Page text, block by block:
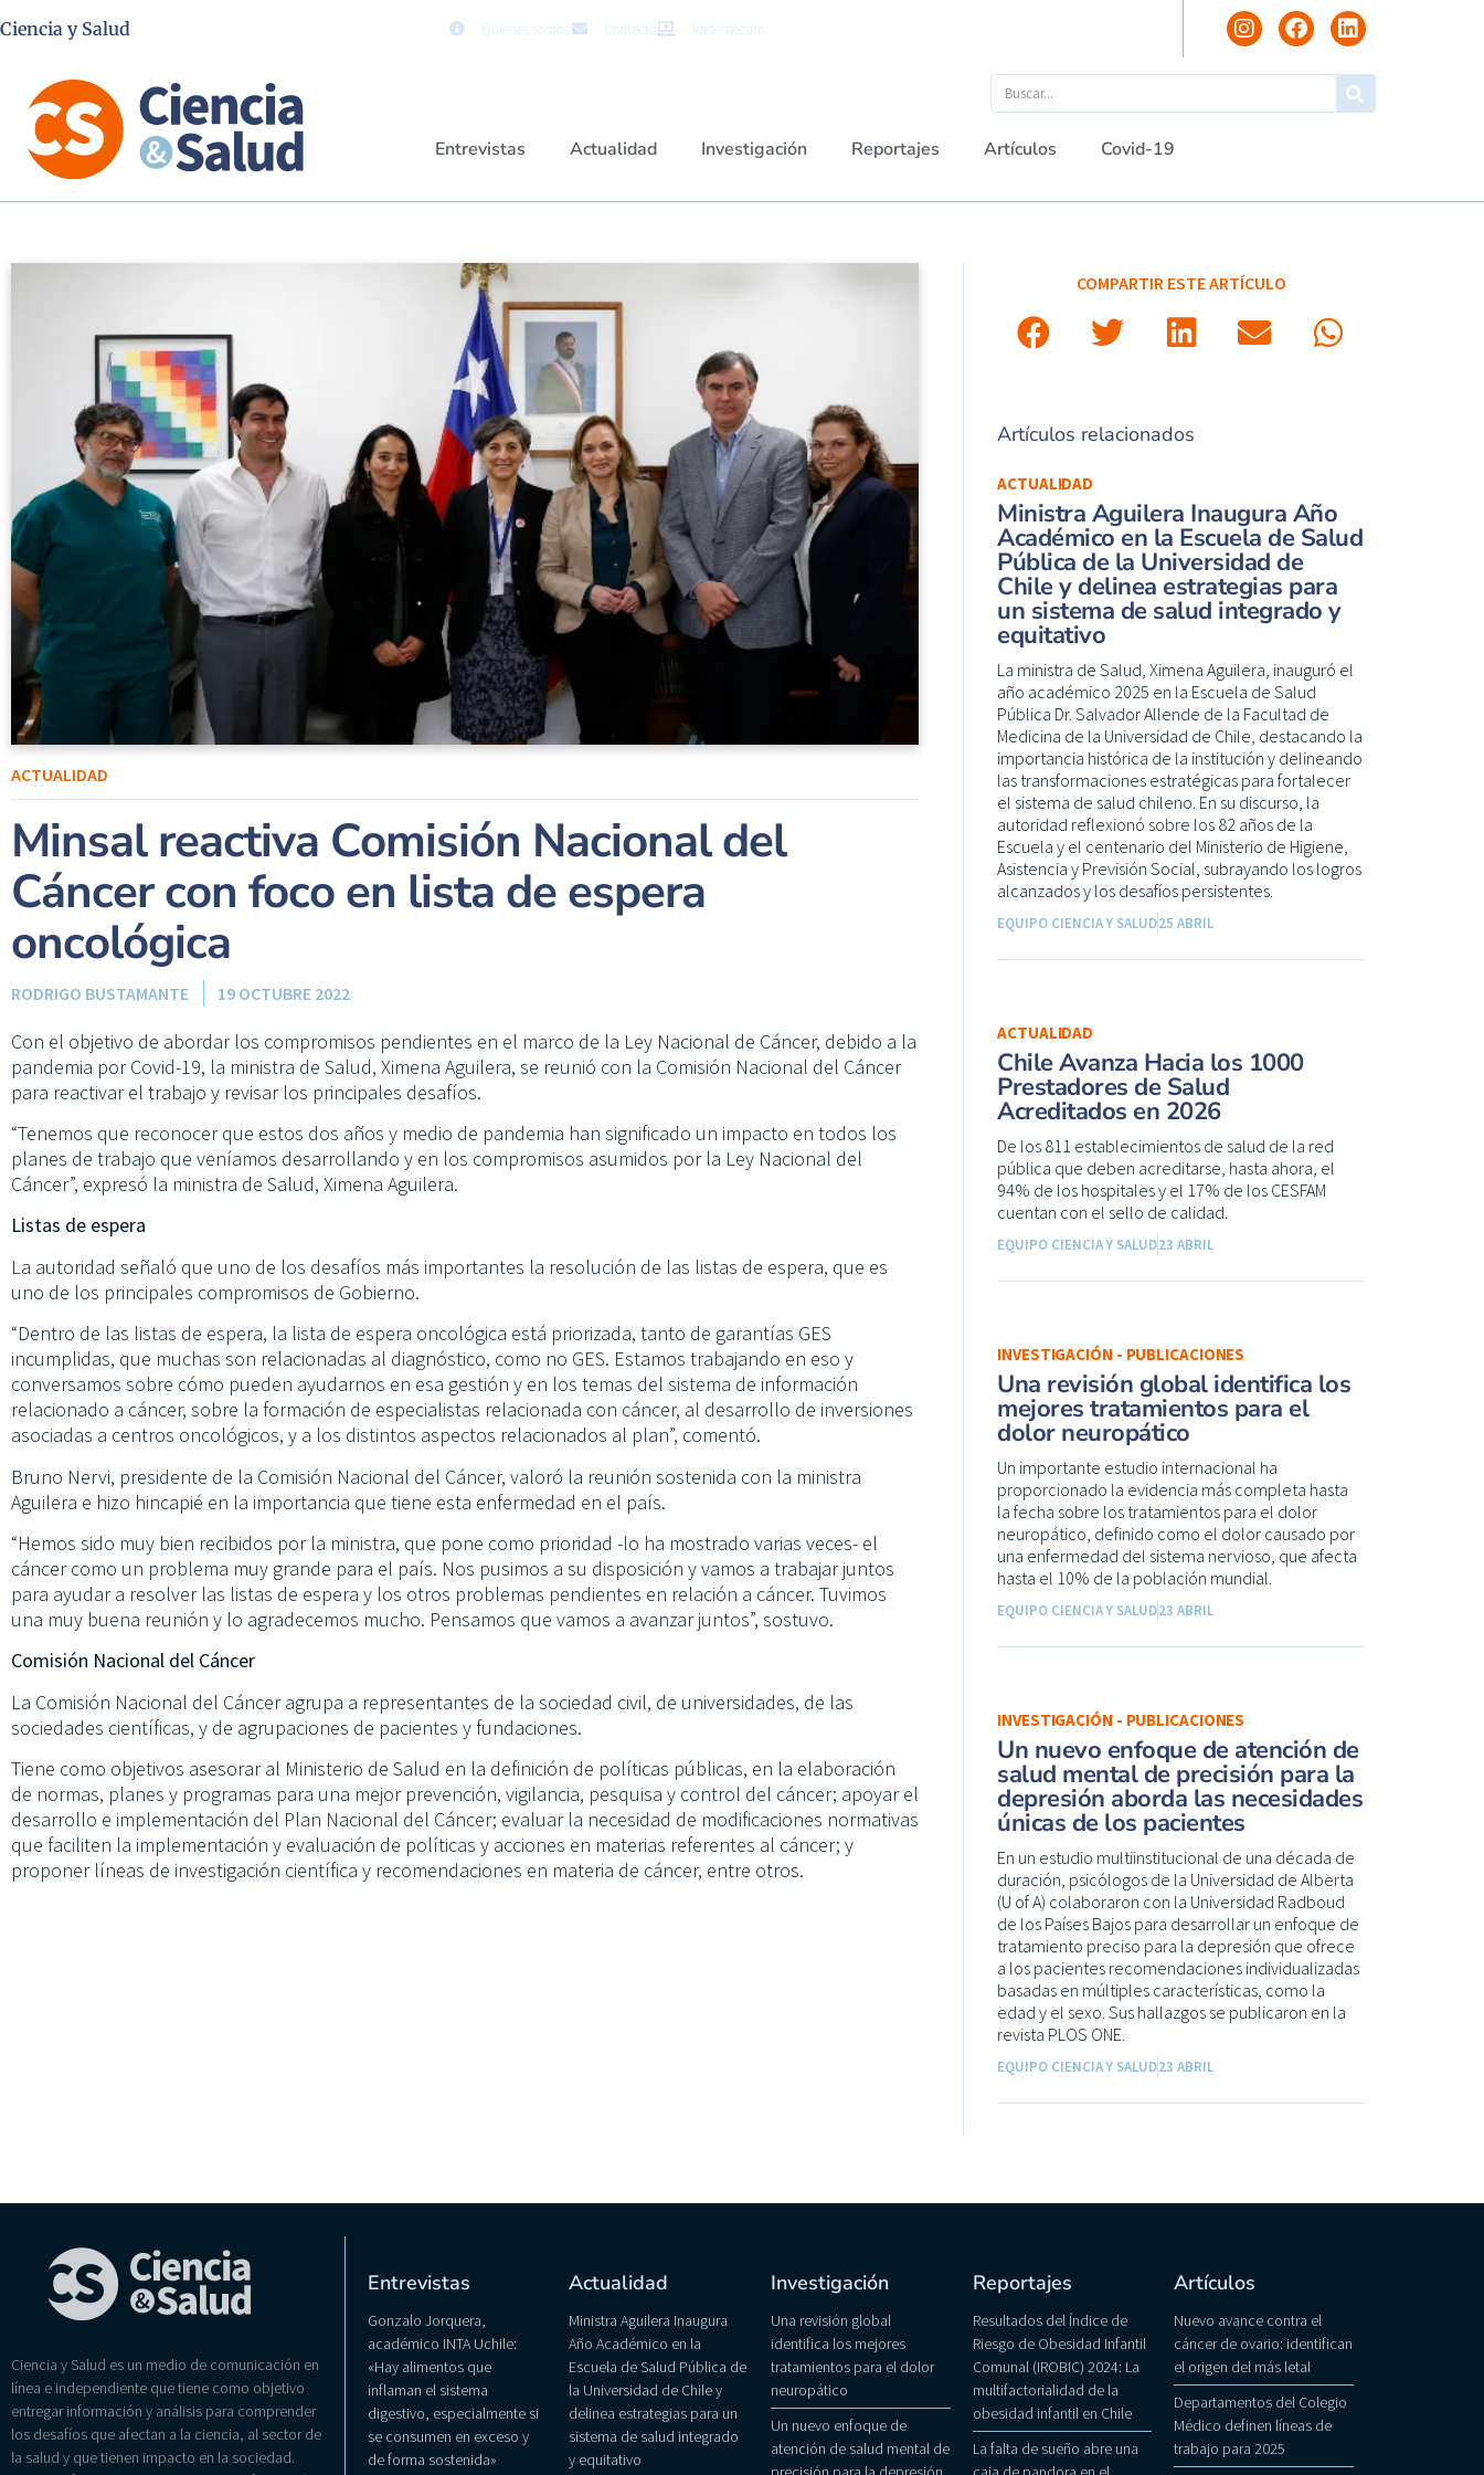
Ciencia y Salud Quiénes somos Contacto Vademécum
Entrevistas Actualidad Investigación Reportajes Artículos Covid-19
ACTUALIDAD
Minsal reactiva Comisión Nacional del
Cáncer con foco en lista de espera
oncológica
RODRIGO BUSTAMANTE 19 OCTUBRE 2022
Con el objetivo de abordar los compromisos pendientes en el marco de la Ley Nacional de Cáncer, debido a la
pandemia por Covid-19, la ministra de Salud, Ximena Aguilera, se reunió con la Comisión Nacional del Cáncer
para reactivar el trabajo y revisar los principales desafíos.
“Tenemos que reconocer que estos dos años y medio de pandemia han significado un impacto en todos los
planes de trabajo que veníamos desarrollando y en los compromisos asumidos por la Ley Nacional del
Cáncer”, expresó la ministra de Salud, Ximena Aguilera.
Listas de espera
La autoridad señaló que uno de los desafíos más importantes la resolución de las listas de espera, que es
uno de los principales compromisos de Gobierno.
“Dentro de las listas de espera, la lista de espera oncológica está priorizada, tanto de garantías GES
incumplidas, que muchas son relacionadas al diagnóstico, como no GES. Estamos trabajando en eso y
conversamos sobre cómo pueden ayudarnos en esa gestión y en los temas del sistema de información
relacionado a cáncer, sobre la formación de especialistas relacionada con cáncer, al desarrollo de inversiones
asociadas a centros oncológicos, y a los distintos aspectos relacionados al plan”, comentó.
Bruno Nervi, presidente de la Comisión Nacional del Cáncer, valoró la reunión sostenida con la ministra
Aguilera e hizo hincapié en la importancia que tiene esta enfermedad en el país.
“Hemos sido muy bien recibidos por la ministra, que pone como prioridad -lo ha mostrado varias veces- el
cáncer como un problema muy grande para el país. Nos pusimos a su disposición y vamos a trabajar juntos
para ayudar a resolver las listas de espera y los otros problemas pendientes en relación a cáncer. Tuvimos
una muy buena reunión y lo agradecemos mucho. Pensamos que vamos a avanzar juntos”, sostuvo.
Comisión Nacional del Cáncer
La Comisión Nacional del Cáncer agrupa a representantes de la sociedad civil, de universidades, de las
sociedades científicas, y de agrupaciones de pacientes y fundaciones.
Tiene como objetivos asesorar al Ministerio de Salud en la definición de políticas públicas, en la elaboración
de normas, planes y programas para una mejor prevención, vigilancia, pesquisa y control del cáncer; apoyar el
desarrollo e implementación del Plan Nacional del Cáncer; evaluar la necesidad de modificaciones normativas
que faciliten la implementación y evaluación de políticas y acciones en materias referentes al cáncer; y
proponer líneas de investigación científica y recomendaciones en materia de cáncer, entre otros.
COMPARTIR ESTE ARTÍCULO
Artículos relacionados
ACTUALIDAD
Ministra Aguilera Inaugura Año
Académico en la Escuela de Salud
Pública de la Universidad de
Chile y delinea estrategias para
un sistema de salud integrado y
equitativo
La ministra de Salud, Ximena Aguilera, inauguró el
año académico 2025 en la Escuela de Salud
Pública Dr. Salvador Allende de la Facultad de
Medicina de la Universidad de Chile, destacando la
importancia histórica de la institución y delineando
las transformaciones estratégicas para fortalecer
el sistema de salud chileno. En su discurso, la
autoridad reflexionó sobre los 82 años de la
Escuela y el centenario del Ministerio de Higiene,
Asistencia y Previsión Social, subrayando los logros
alcanzados y los desafíos persistentes.
EQUIPO CIENCIA Y SALUD25 ABRIL
ACTUALIDAD
Chile Avanza Hacia los 1000
Prestadores de Salud
Acreditados en 2026
De los 811 establecimientos de salud de la red
pública que deben acreditarse, hasta ahora, el
94% de los hospitales y el 17% de los CESFAM
cuentan con el sello de calidad.
EQUIPO CIENCIA Y SALUD23 ABRIL
INVESTIGACIÓN - PUBLICACIONES
Una revisión global identifica los
mejores tratamientos para el
dolor neuropático
Un importante estudio internacional ha
proporcionado la evidencia más completa hasta
la fecha sobre los tratamientos para el dolor
neuropático, definido como el dolor causado por
una enfermedad del sistema nervioso, que afecta
hasta el 10% de la población mundial.
EQUIPO CIENCIA Y SALUD23 ABRIL
INVESTIGACIÓN - PUBLICACIONES
Un nuevo enfoque de atención de
salud mental de precisión para la
depresión aborda las necesidades
únicas de los pacientes
En un estudio multiinstitucional de una década de
duración, psicólogos de la Universidad de Alberta
(U of A) colaboraron con la Universidad Radboud
de los Países Bajos para desarrollar un enfoque de
tratamiento preciso para la depresión que ofrece
a los pacientes recomendaciones individualizadas
basadas en múltiples características, como la
edad y el sexo. Sus hallazgos se publicaron en la
revista PLOS ONE.
EQUIPO CIENCIA Y SALUD23 ABRIL
Ciencia y Salud es un medio de comunicación en
línea e independiente que tiene como objetivo
entregar información y análisis para comprender
los desafíos que afectan a la ciencia, al sector de
la salud y que tienen impacto en la sociedad.
Entrevistas
Gonzalo Jorquera,
académico INTA Uchile:
«Hay alimentos que
inflaman el sistema
digestivo, especialmente si
se consumen en exceso y
de forma sostenida»
Actualidad
Ministra Aguilera Inaugura
Año Académico en la
Escuela de Salud Pública de
la Universidad de Chile y
delinea estrategias para un
sistema de salud integrado
y equitativo
Investigación
Una revisión global
identifica los mejores
tratamientos para el dolor
neuropático
Un nuevo enfoque de
atención de salud mental de
Reportajes
Resultados del Índice de
Riesgo de Obesidad Infantil
Comunal (IROBIC) 2024: La
multifactorialidad de la
obesidad infantil en Chile
La falta de sueño abre una
Artículos
Nuevo avance contra el
cáncer de ovario: identifican
el origen del más letal
Departamentos del Colegio
Médico definen líneas de
trabajo para 2025